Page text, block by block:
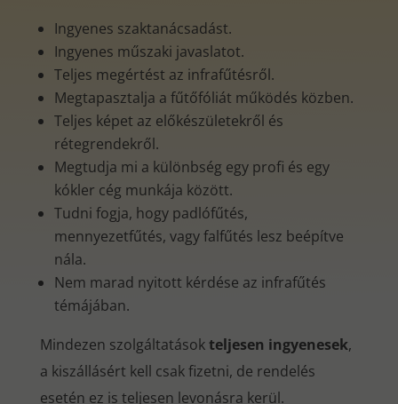
Ingyenes szaktanácsadást.
Ingyenes műszaki javaslatot.
Teljes megértést az infrafűtésről.
Megtapasztalja a fűtőfóliát működés közben.
Teljes képet az előkészületekről és
rétegrendekről.
Megtudja mi a különbség egy profi és egy
kókler cég munkája között.
Tudni fogja, hogy padlófűtés,
mennyezetfűtés, vagy falfűtés lesz beépítve
nála.
Nem marad nyitott kérdése az infrafűtés
témájában.
Mindezen szolgáltatásokteljesen ingyenesek,
a kiszállásért kell csak fizetni, de rendelés
esetén ez is teljesen levonásra kerül.